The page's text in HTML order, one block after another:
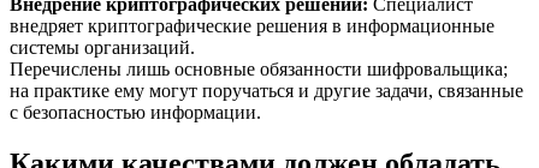
внедряет криптографические решения в информационные
системы организаций.
Перечислены лишь основные обязанности шифровальщика;
на практике ему могут поручаться и другие задачи, связанные
с безопасностью информации.